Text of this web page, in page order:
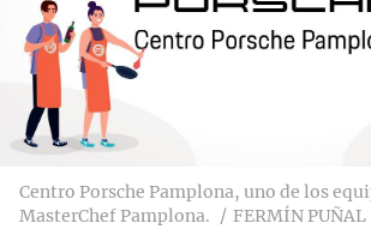
Centro Porsche Pamplona, uno de los
MasterChef Pamplona.
FERMÍN PUÑAL